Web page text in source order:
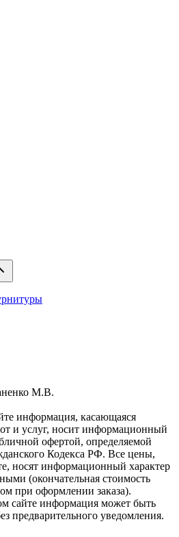
М.В.
информация, касающаяся
и услуг, носит информационный
офертой, определяемой
Кодекса РФ. Все цены,
носят информационный характер
(окончательная стоимость
при оформлении заказа).
сайте информация может быть
предварительного уведомления.